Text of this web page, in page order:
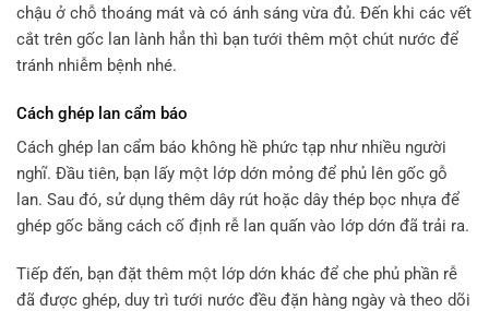
chậu ở chỗ thoáng mát và có ánh sáng vừa đủ. Đến khi các vết
cắt trên gốc lan lành hẳn thì bạn tưới thêm một chút nước để
tránh nhiễm bệnh nhé.
Cách ghép lan cẩm báo
Cách ghép lan cẩm báo không hề phức tạp như nhiều người
nghĩ. Đầu tiên, bạn lấy một lớp dớn mỏng để phủ lên gốc gỗ
lan. Sau đó, sử dụng thêm dây rút hoặc dây thép bọc nhựa để
ghép gốc bằng cách cố định rễ lan quấn vào lớp dớn đã trải ra.
Tiếp đến, bạn đặt thêm một lớp dớn khác để che phủ phần rễ
đã được ghép, duy trì tưới nước đều đặn hàng ngày và theo dõi